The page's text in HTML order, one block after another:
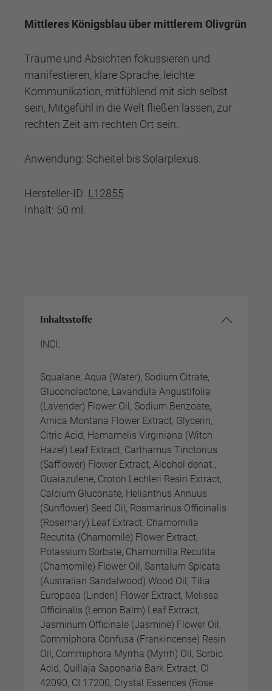
Mittleres Königsblau über mittlerem Olivgrün
Träume und Absichten fokussieren und
manifestieren, klare Sprache, leichte
Kommunikation, mitfühlend mit sich selbst
sein, Mitgefühl in die Welt fließen lassen, zur
rechten Zeit am rechten Ort sein.
Anwendung: Scheitel bis Solarplexus.
Hersteller-ID: L12855
Inhalt: 50 ml.
Inhaltsstoffe
INCI:
Squalane, Aqua (Water), Sodium Citrate,
Gluconolactone, Lavandula Angustifolia
(Lavender) Flower Oil, Sodium Benzoate,
Arnica Montana Flower Extract, Glycerin,
Citric Acid, Hamamelis Virginiana (Witch
Hazel) Leaf Extract, Carthamus Tinctorius
(Safflower) Flower Extract, Alcohol denat.,
Guaiazulene, Croton Lechleri Resin Extract,
Calcium Gluconate, Helianthus Annuus
(Sunflower) Seed Oil, Rosmarinus Officinalis
(Rosemary) Leaf Extract, Chamomilla
Recutita (Chamomile) Flower Extract,
Potassium Sorbate, Chamomilla Recutita
(Chamomile) Flower Oil, Santalum Spicata
(Australian Sandalwood) Wood Oil, Tilia
Europaea (Linden) Flower Extract, Melissa
Officinalis (Lemon Balm) Leaf Extract,
Jasminum Officinale (Jasmine) Flower Oil,
Commiphora Confusa (Frankincense) Resin
Oil, Commiphora Myrrha (Myrrh) Oil, Sorbic
Acid, Quillaja Saponaria Bark Extract, CI
42090, CI 17200, Crystal Essences (Rose